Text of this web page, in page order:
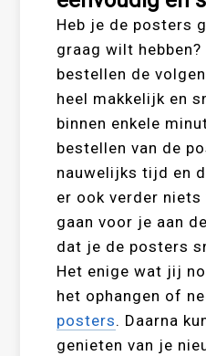
Heb je de posters
graag wilt
bestellen de
heel makkelijk en
binnen enkele
bestellen van de
nauwelijks tijd en
er ook verder niets
gaan voor je aan
dat je de posters
Het enige wat jij
het ophangen of
posters. Daarna
genieten van je